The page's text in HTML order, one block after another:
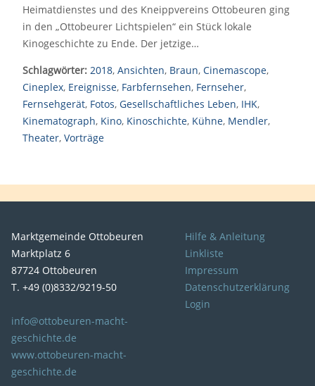
Heimatdienstes und des Kneippvereins Ottobeuren ging
in den „Ottobeurer Lichtspielen“ ein Stück lokale
Kinogeschichte zu Ende. Der jetzige…
Schlagwörter: 2018, Ansichten, Braun, Cinemascope,
Cineplex, Ereignisse, Farbfernsehen, Fernseher,
Fernsehgerät, Fotos, Gesellschaftliches Leben, IHK,
Kinematograph, Kino, Kinoschichte, Kühne, Mendler,
Theater, Vorträge
Marktgemeinde Ottobeuren
Marktplatz 6
87724 Ottobeuren
T. +49 (0)8332/9219-50
info@ottobeuren-macht-
geschichte.de
www.ottobeuren-macht-
geschichte.de
Hilfe & Anleitung
Linkliste
Impressum
Datenschutzerklärung
Login